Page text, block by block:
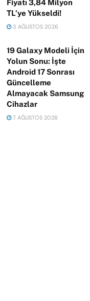
Fiyatı 3,84 Milyon
TL’ye Yükseldi!
3 AĞUSTOS 2026
19 Galaxy Modeli İçin
Yolun Sonu: İşte
Android 17 Sonrası
Güncelleme
Almayacak Samsung
Cihazlar
7 AĞUSTOS 2026